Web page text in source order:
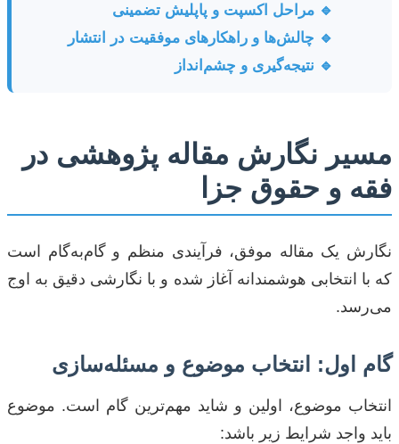
🔹 مراحل اکسپت و پاپلیش تضمینی
🔹 چالش‌ها و راهکارهای موفقیت در انتشار
🔹 نتیجه‌گیری و چشم‌انداز
مسیر نگارش مقاله پژوهشی در
فقه و حقوق جزا
نگارش یک مقاله موفق، فرآیندی منظم و گام‌به‌گام است
که با انتخابی هوشمندانه آغاز شده و با نگارشی دقیق به اوج
می‌رسد.
گام اول: انتخاب موضوع و مسئله‌سازی
انتخاب موضوع، اولین و شاید مهم‌ترین گام است. موضوع
باید واجد شرایط زیر باشد: